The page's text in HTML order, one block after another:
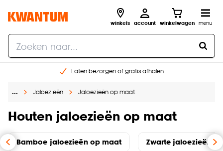
winkels account winkelwagen menu
Laten bezorgen of gratis afhalen
Gratis raam advies en opmeten aan huis
… Jaloezieën Jaloezieën op maat
Houten jaloezieën op maat
Bamboe jaloezieën op maat Zwarte jaloezieën